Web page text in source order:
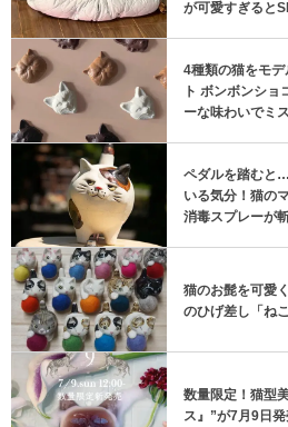
が可愛すぎると
4種類の猫をモ
ト ボンボンシ
ーな味わいでミ
ペダルを踏むと
いる気分！猫の
消毒スプレーが
猫のお髭を可愛
のひげ差し「ね
数量限定！猫型
ス』”が7月9日